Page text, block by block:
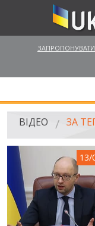
ЗАПРОПОНУВАТИ
ГОЛОВНА
ВІДЕО
UKRSTREAM.TV
ВІДЕО ЗМІ
ВІДЕО ЗА
13/